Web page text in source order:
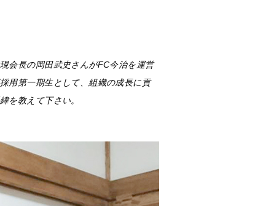
会長の岡田武史さんがFC今治を運営
用第一期生として、組織の成長に貢
を教えて下さい。